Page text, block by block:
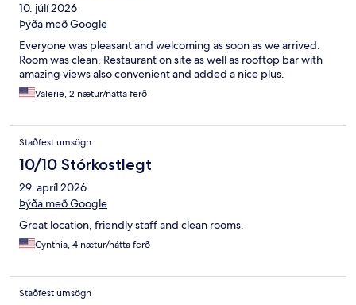
10. júlí 2026
Þýða með Google
Everyone was pleasant and welcoming as soon as we arrived.
Room was clean. Restaurant on site as well as rooftop bar with
amazing views also convenient and added a nice plus.
Valerie, 2 nætur/nátta ferð
Staðfest umsögn
10/10 Stórkostlegt
29. apríl 2026
Þýða með Google
Great location, friendly staff and clean rooms.
Cynthia, 4 nætur/nátta ferð
Staðfest umsögn